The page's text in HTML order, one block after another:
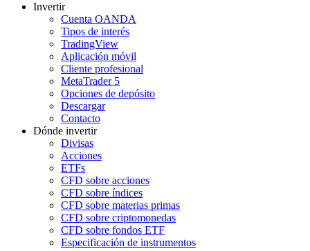
Invertir
Cuenta OANDA
Tipos de interés
TradingView
Aplicación móvil
Cliente profesional
MetaTrader 5
Opciones de depósito
Descargar
Contacto
Dónde invertir
Divisas
Acciones
ETFs
CFD sobre acciones
CFD sobre índices
CFD sobre materias primas
CFD sobre criptomonedas
CFD sobre fondos ETF
Especificación de instrumentos